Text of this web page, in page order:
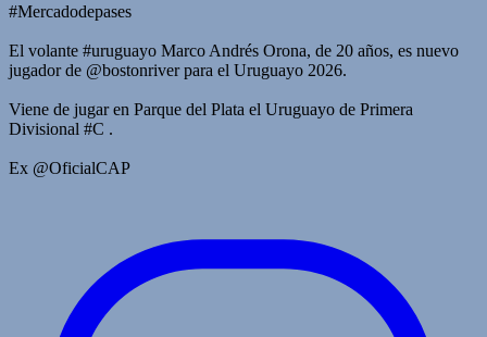
#Mercadodepases
El volante #uruguayo Marco Andrés Orona, de 20 años, es nuevo
jugador de @bostonriver para el Uruguayo 2026.
Viene de jugar en Parque del Plata el Uruguayo de Primera
Divisional #C .
Ex @OficialCAP